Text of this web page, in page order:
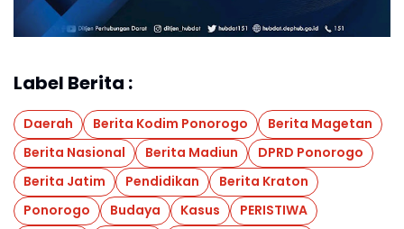
Label Berita :
Daerah Berita Kodim Ponorogo
Berita Magetan
Berita Nasional
Berita Madiun
DPRD Ponorogo
Berita Jatim
Pendidikan
Berita Kraton
Ponorogo
Budaya Kasus
PERISTIWA